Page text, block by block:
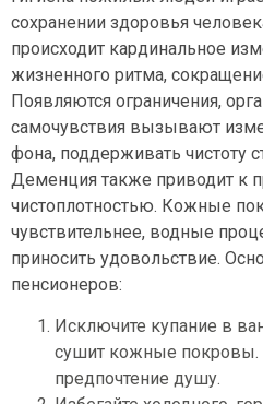
сохранении здоровья
происходит кардинальное
жизненного ритма,
Появляются ограничения,
самочувствия вызывают
фона, поддерживать чистоту
Деменция также приводит к
чистоплотностью. Кожные
чувствительнее, водные
приносить удовольствие.
пенсионеров:
Исключите купание в
сушит кожные покровы.
предпочтение душу.